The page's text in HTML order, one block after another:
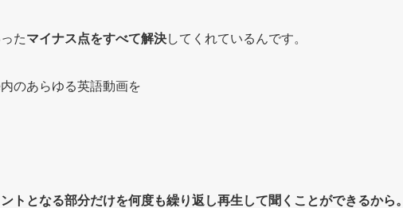
たマイナス点をすべて解決してくれているんです。
のあらゆる英語動画を
トとなる部分だけを何度も繰り返し再生して聞くことができるから。